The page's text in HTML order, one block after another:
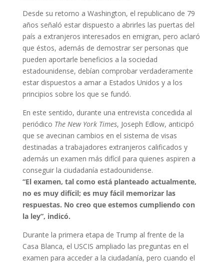
Desde su retorno a Washington, el republicano de 79
años señaló estar dispuesto a abrirles las puertas del
país a extranjeros interesados en emigran, pero aclaró
que éstos, además de demostrar ser personas que
pueden aportarle beneficios a la sociedad
estadounidense, debían comprobar verdaderamente
estar dispuestos a amar a Estados Unidos y a los
principios sobre los que se fundó.
En este sentido, durante una entrevista concedida al
periódico The New York Times, Joseph Edlow, anticipó
que se avecinan cambios en el sistema de visas
destinadas a trabajadores extranjeros calificados y
además un examen más difícil para quienes aspiren a
conseguir la ciudadanía estadounidense.
“El examen, tal como está planteado actualmente,
no es muy difícil; es muy fácil memorizar las
respuestas. No creo que estemos cumpliendo con
la ley”, indicó.
Durante la primera etapa de Trump al frente de la
Casa Blanca, el USCIS ampliado las preguntas en el
examen para acceder a la ciudadanía, pero cuando el